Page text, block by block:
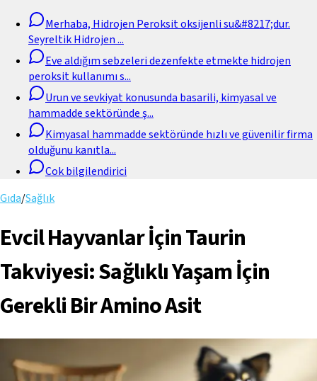
Merhaba, Hidrojen Peroksit oksijenli su&#8217;dur.
Seyreltik Hidrojen...
Eve aldığım sebzeleri dezenfekte etmekte hidrojen
peroksit kullanımı s...
Urun ve sevkiyat konusunda basarili, kimyasal ve
hammadde sektöründe ş...
Kimyasal hammadde sektöründe hızlı ve güvenilir firma
olduğunu kanıtla...
Cok bilgilendirici
Gıda/Sağlık
Evcil Hayvanlar İçin Taurin
Takviyesi: Sağlıklı Yaşam İçin
Gerekli Bir Amino Asit